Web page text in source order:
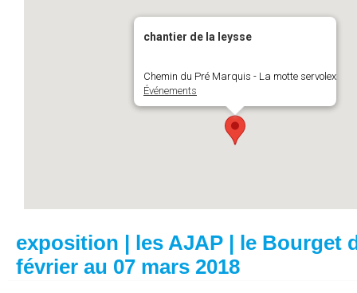
chantier de la leysse
Chemin du Pré Marquis - La motte servolex
Événements
exposition | les AJAP | le Bourget
février au 07 mars 2018